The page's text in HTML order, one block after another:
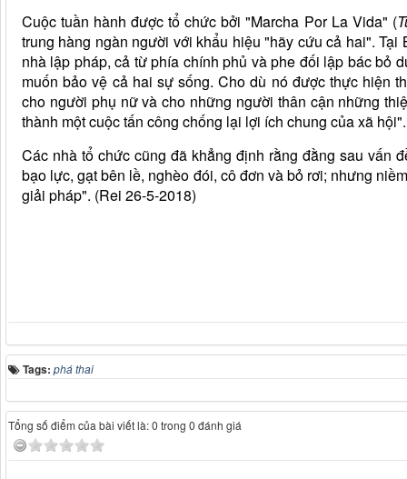
Cuộc tuần hành được tổ chức bởi "Marcha Por La Vida" (
trung hàng ngàn người với khẩu hiệu "hãy cứu cả hai".
nhà lập pháp, cả từ phía chính phủ và phe đối lập bác bỏ
muốn bảo vệ cả hai sự sống. Cho dù nó được thực hiện
cho người phụ nữ và cho những người thân cận những
thành một cuộc tấn công chống lại lợi ích chung của xã hội".
Các nhà tổ chức cũng đã khẳng định rằng đằng sau vấn
bạo lực, gạt bên lề, nghèo đói, cô đơn và bỏ rơi; nhưng
giải pháp". (Rei 26-5-2018)
Tags: phá thai
Tổng số điểm của bài viết là: 0 trong 0 đánh giá